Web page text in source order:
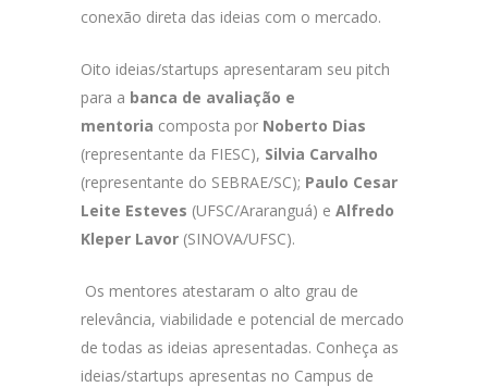
conexão direta das ideias com o mercado.
Oito ideias/startups apresentaram seu pitch
para a banca de avaliação e
mentoria composta por Noberto Dias
(representante da FIESC), Silvia Carvalho
(representante do SEBRAE/SC); Paulo Cesar
Leite Esteves (UFSC/Araranguá) e Alfredo
Kleper Lavor (SINOVA/UFSC).
Os mentores atestaram o alto grau de
relevância, viabilidade e potencial de mercado
de todas as ideias apresentadas. Conheça as
ideias/startups apresentas no Campus de